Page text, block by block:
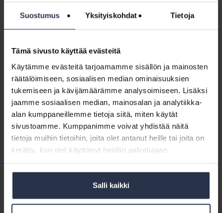
Suostumus Yksityiskohdat Tietoja
Tämä sivusto käyttää evästeitä
Käytämme evästeitä tarjoamamme sisällön ja mainosten
räätälöimiseen, sosiaalisen median ominaisuuksien
tukemiseen ja kävijämäärämme analysoimiseen. Lisäksi
jaamme sosiaalisen median, mainosalan ja analytiikka-
alan kumppaneillemme tietoja siitä, miten käytät
sivustoamme. Kumppanimme voivat yhdistää näitä
tietoja muihin tietoihin, joita olet antanut heille tai joita on
kerätty, kun olet käyttänyt heidän palvelujaan.
Salli kaikki
Jäsenohje:
huoneistossaJäsenohje: Kuolema huoneistossa
Mikä on isännöinnin rooli taloyhtiön kuolemantapausten
selvittelyssä? Mitä tapahtuu, jos huoneistosta löytyy
kuollut henkilö? Mikä on kalmasiivous ja -korjaus?
Jäsenohje:
Osakkaan
esteettömyyttä
parantavat
taloyhtiön
tiloissa
Jäsenohje: Osakkaan esteettömyyttä
parantavat muutostyöt taloyhtiön yhteisissä
tiloissa
muutostyöoikeuden yhtiön tiloihin esteettömyyttä
parantavien muutosten osalta. Ohjeessa kerrotaan
lakimuutosten keskeinen sisältö ja vastataan asiaan